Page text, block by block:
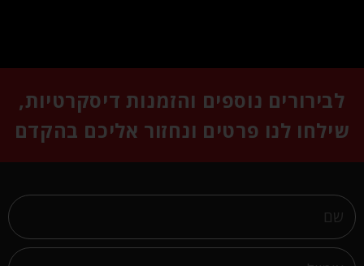
לבירורים נוספים והזמנות דיסקרטיות,
שילחו לנו פרטים ונחזור אליכם בהקדם